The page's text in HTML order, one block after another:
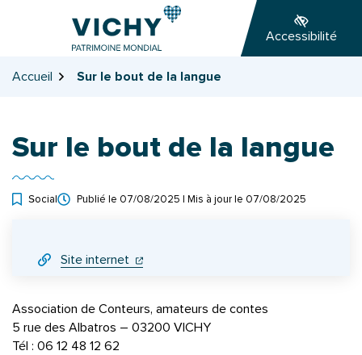
page
Accessibilité
Accueil Sur le bout de la langue
Sur le bout de la langue
Social Publié le 07/08/2025 | Mis à jour le 07/08/2025
Site internet (ouverture dans un nouvel onglet)
(ouverture dans un nouvel onglet)
Association de Conteurs, amateurs de contes
5 rue des Albatros – 03200 VICHY
Tél : 06 12 48 12 62